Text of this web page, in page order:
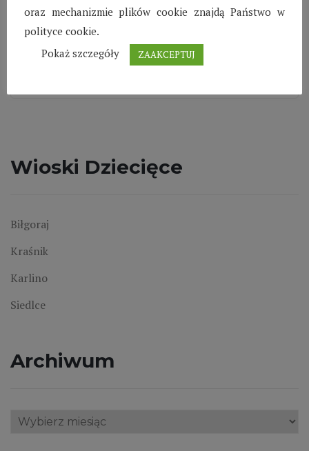
Wioski Dziecięce
Biłgoraj
Kraśnik
Karlino
Siedlce
Archiwum
Archiwum
oraz mechanizmie plików cookie znajdą Państwo w
polityce cookie.
Pokaż szczegóły
ZAAKCEPTUJ